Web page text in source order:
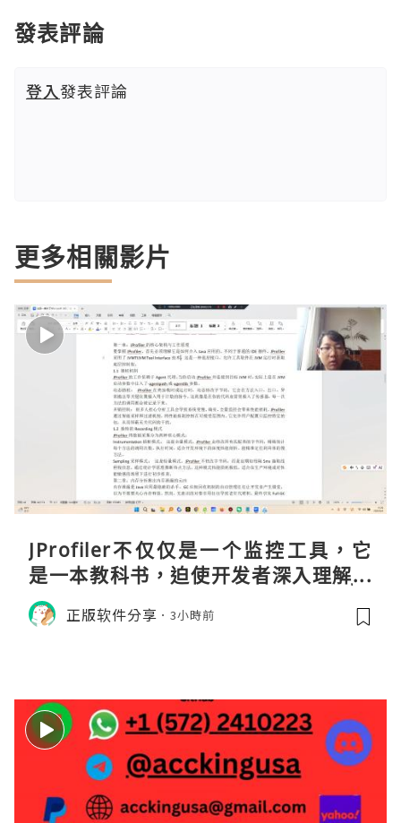
發表評論
登入發表評論
更多相關影片
JProfiler不仅仅是一个监控工具，它
是一本教科书，迫使开发者深入理解JV
M的内存模型、垃圾回收机制和并发原
理。通过直观的可视化数据，它将抽象
正版软件分享 3小時前